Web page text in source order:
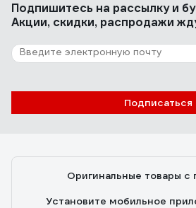
Подпишитесь на рассылкуи
Акции, скидки, распродажи
Подписаться
Оригинальные товары с
Установите мобильное